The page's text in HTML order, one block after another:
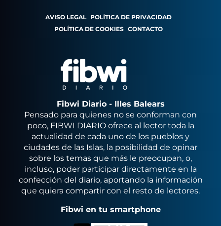
AVISO LEGAL POLÍTICA DE PRIVACIDAD
POLÍTICA DE COOKIES CONTACTO
Fibwi Diario - Illes Balears
Pensado para quienes no se conforman con
poco, FIBWI DIARIO ofrece al lector toda la
actualidad de cada uno de los pueblos y
ciudades de las Islas, la posibilidad de opinar
sobre los temas que más le preocupan, o,
incluso, poder participar directamente en la
confección del diario, aportando la información
que quiera compartir con el resto de lectores.
Fibwi en tu smartphone